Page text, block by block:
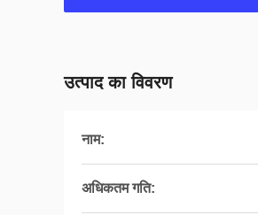
उत्पाद का विवरण
नाम:
अधिकतम गति: